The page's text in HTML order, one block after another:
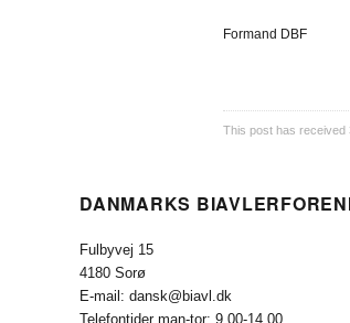
Formand DBF
This post has received
DANMARKS
Fulbyvej 15
4180 Sorø
E-mail: dansk@biavl.dk
Telefontider man-tor: 9.00-14.00